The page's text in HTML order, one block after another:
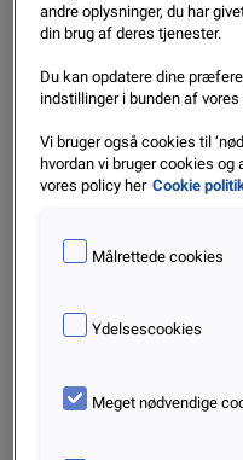
Læs mere
August: Konkurstal
andre oplysninger, du har
din brug af deres tjenester.
Du kan opdatere dine
indstillinger i bunden af
Vi bruger også cookies til
hvordan vi bruger cookies
vores policy her Cookie
Målrettede cookies
Ydelsescookies
Meget nødvendige